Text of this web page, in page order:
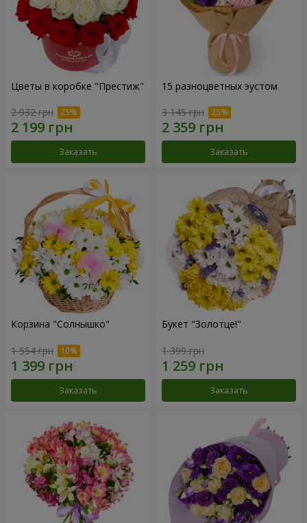
Цветы в коробке "Престиж"
2 932 грн
Заказать
15 разноцветных эустом
3 145 грн
Заказать
Корзина "Солнышко"
1 554 грн
Заказать
Букет "Золотце!"
1 399 грн
Заказать